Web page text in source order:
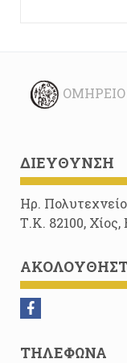
ΔΙΕΎΘΥΝΣΗ
Ηρ.
Τ.Κ. 82100, Χίος,
ΤΗΛΈΦΩΝΑ